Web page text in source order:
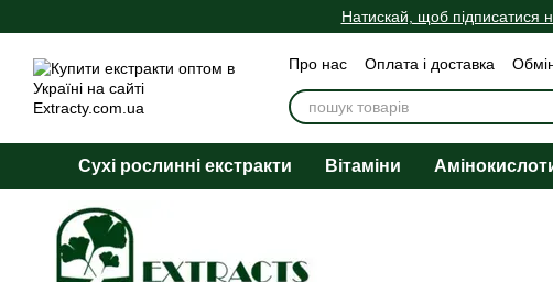
Натискай, щоб підписатися
Про нас Оплата і доставка
Угода користувача
Публічна
Сухі рослинні екстракти Вітаміни